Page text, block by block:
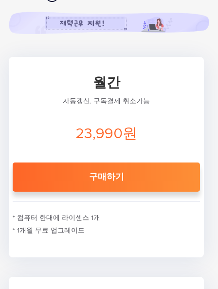
월간
자동갱신, 구독결제 취소가능
23,990원
구매하기
* 컴퓨터 한대에 라이센스 1개
* 1개월 무료 업그레이드